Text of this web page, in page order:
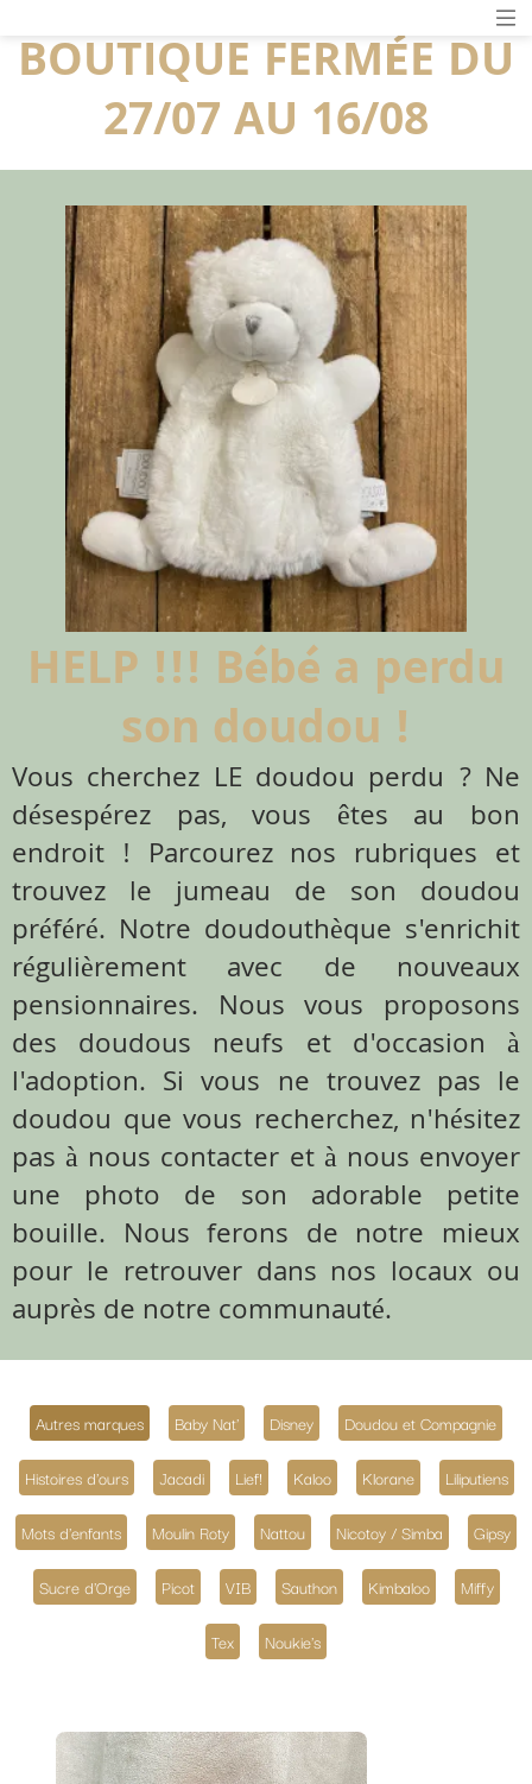
BOUTIQUE FERMÉE DU
27/07 AU 16/08
HELP !!! Bébé a perdu
son doudou !
Vous cherchez LE doudou perdu ? Ne
désespérez pas, vous êtes au bon
endroit ! Parcourez nos rubriques et
trouvez le jumeau de son doudou
préféré. Notre doudouthèque s'enrichit
régulièrement avec de nouveaux
pensionnaires. Nous vous proposons
des doudous neufs et d'occasion à
l'adoption. Si vous ne trouvez pas le
doudou que vous recherchez, n'hésitez
pas à nous contacter et à nous envoyer
une photo de son adorable petite
bouille. Nous ferons de notre mieux
pour le retrouver dans nos locaux ou
auprès de notre communauté.
Autres marques Baby Nat' Disney Doudou et Compagnie
Histoires d'ours Jacadi Lief! Kaloo Klorane Liliputiens
Mots d'enfants Moulin Roty Nattou Nicotoy / Simba Gipsy
Sucre d'Orge Picot VIB Sauthon Kimbaloo Miffy
Tex Noukie's